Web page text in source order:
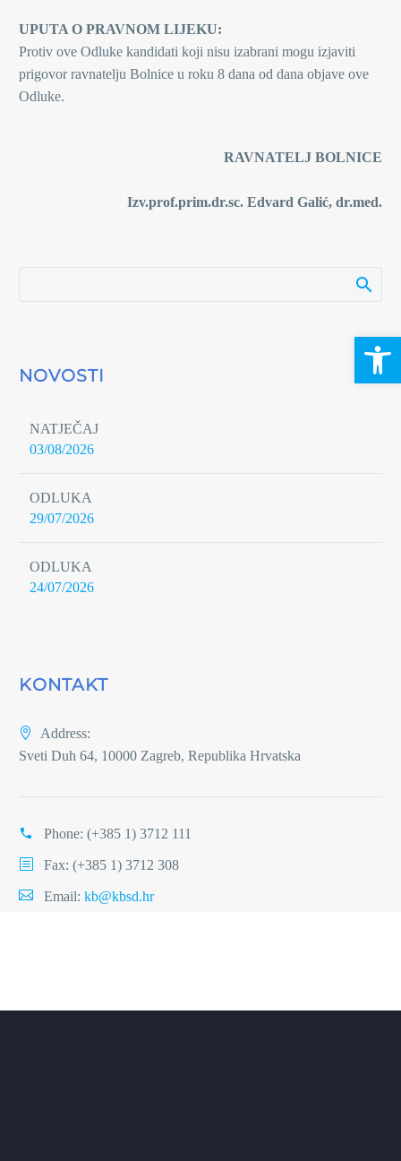
UPUTA O PRAVNOM LIJEKU:
Protiv ove Odluke kandidati koji nisu izabrani mogu izjaviti
prigovor ravnatelju Bolnice u roku 8 dana od dana objave ove
Odluke.
RAVNATELJ BOLNICE
Izv.prof.prim.dr.sc. Edvard Galić, dr.med.
NOVOSTI
NATJEČAJ
03/08/2026
ODLUKA
29/07/2026
ODLUKA
24/07/2026
KONTAKT
Address:
Sveti Duh 64, 10000 Zagreb, Republika Hrvatska
Phone: (+385 1) 3712 111
Fax: (+385 1) 3712 308
Email: kb@kbsd.hr